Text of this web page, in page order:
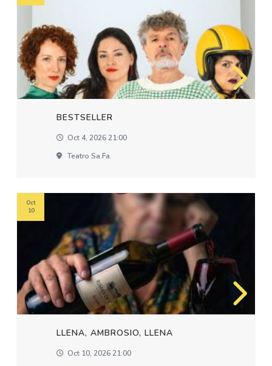
BESTSELLER
Oct 4, 2026 21:00
Teatro Sa.fa.
LLENA, AMBROSIO, LLENA
Oct 10, 2026 21:00
Oct
10